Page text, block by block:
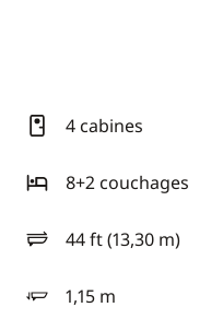
4 cabines
8+2 couchages
44 ft (13,30 m)
longueur
1,15 m
tirant d'eau